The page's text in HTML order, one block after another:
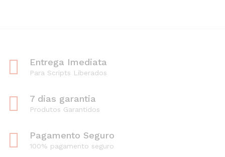
Entrega Imediata
Para Scripts Liberados
7 dias garantia
Produtos Garantidos
Pagamento Seguro
100% pagamento seguro